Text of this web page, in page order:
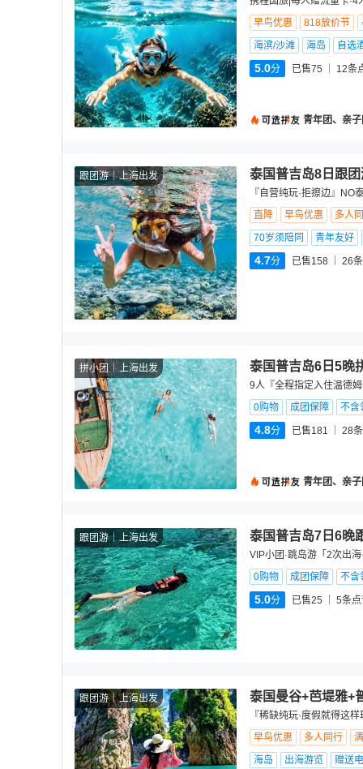
早鸟优惠
818放价节
海滨/沙滩
海岛 自选
5.0分 已售75 12条
青年团、亲
跟团游 上海出发 泰国普吉岛8日跟团
『自营纯玩·拒擦边』
直降
早鸟优惠
多人
70岁须陪同
青年友好
4.7分 已售158 26
拼小团 上海出发 泰国普吉岛6日5晚
9人『全程指定入住温德
0购物
成团保障 不含
4.8分 已售181 28
青年团、亲
跟团游 上海出发 泰国普吉岛7日6晚
VIP小团·跳岛游「2次出
0购物
成团保障 不含
5.0分 已售25 5条
跟团游 上海出发 泰国曼谷+芭堤雅+
『稀缺纯玩·度假就得这
早鸟优惠
多人同行
海岛
出海游览 赠送